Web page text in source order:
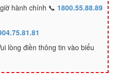
hành chính 📞 1800.55.88.89
lòng điền thông tin vào biểu